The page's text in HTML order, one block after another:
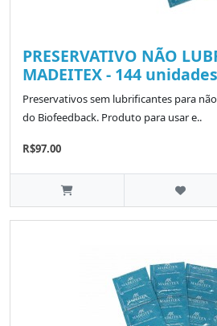
PRESERVATIVO NÃO
MADEITEX - 144 unidades
Preservativos sem lubrificantes para
do Biofeedback. Produto para usar e..
R$97.00